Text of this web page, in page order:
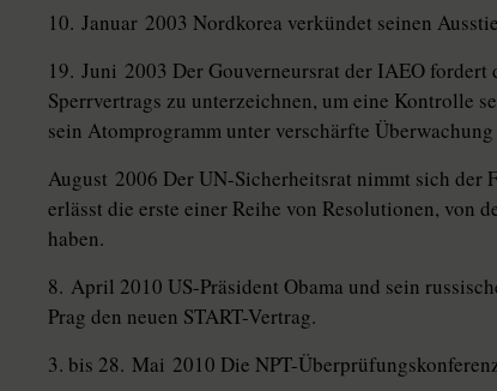
10. Januar 2003 Nordkorea verkündet seinen
19. Juni 2003 Der Gouverneursrat der IAEO fordert
Sperrvertrags zu unterzeichnen, um eine Kontrolle
sein Atomprogramm unter verschärfte
August 2006 Der UN-Sicherheitsrat nimmt sich der
erlässt die erste einer Reihe von Resolutionen, von
haben.
8. April 2010 US-Präsident Obama und sein
Prag den neuen START-Vertrag.
3. bis 28. Mai 2010 Die NPT-